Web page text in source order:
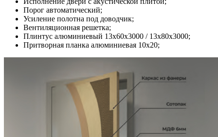
Порог автоматический;
Усиление полотна под доводчик;
Вентиляционная решетка;
Плинтус алюминиевый 13х60х3000 / 13х80х3000;
Притворная планка алюминиевая 10x20;